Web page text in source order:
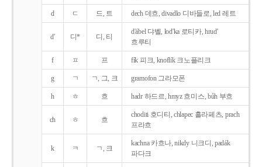
d ㄷ 드, 트 dech 데흐, divadlo 디바들로, led 레트
d' 디* 디, 티
d'ábel 댜벨, lod'ka 로티카, hrud'
흐루티
f ㅍ 프 fík 피크, knoflík 크노플리크
g ㄱ ㄱ, 그, 크 gramofon 그라모폰
h ㅎ 흐 hadr 하드르, hmyz 흐미스, bůh 부흐
ch ㅎ 흐
choditi 호디티, chlapec 흘라페츠, prach
프라흐
k ㅋ ㄱ, 크
kachna 카흐나, nikdy 니크디, padák
파다크